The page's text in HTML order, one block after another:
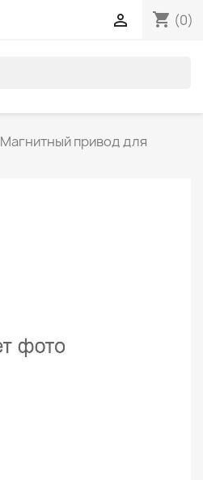
shopping_cart (0)

Магнитный привод для